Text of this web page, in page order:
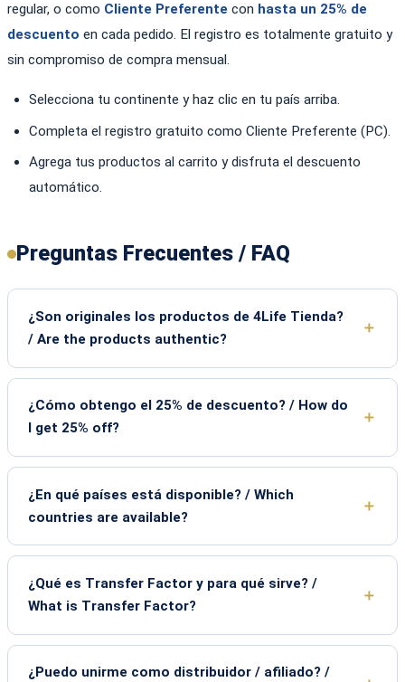
regular, o como Cliente Preferente con hasta un 25% de
descuento en cada pedido. El registro es totalmente gratuito y
sin compromiso de compra mensual.
Selecciona tu continente y haz clic en tu país arriba.
Completa el registro gratuito como Cliente Preferente (PC).
Agrega tus productos al carrito y disfruta el descuento
automático.
Preguntas Frecuentes / FAQ
¿Son originales los productos de 4Life Tienda?
/ Are the products authentic?
¿Cómo obtengo el 25% de descuento? / How do
I get 25% off?
¿En qué países está disponible? / Which
countries are available?
¿Qué es Transfer Factor y para qué sirve? /
What is Transfer Factor?
¿Puedo unirme como distribuidor / afiliado? /